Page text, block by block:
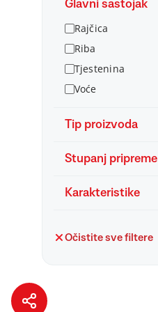
Glavni sastojak
Rajčica
Riba
Tjestenina
Voće
Tip proizvoda
Stupanj pripreme
Karakteristike
Očistite sve filtere